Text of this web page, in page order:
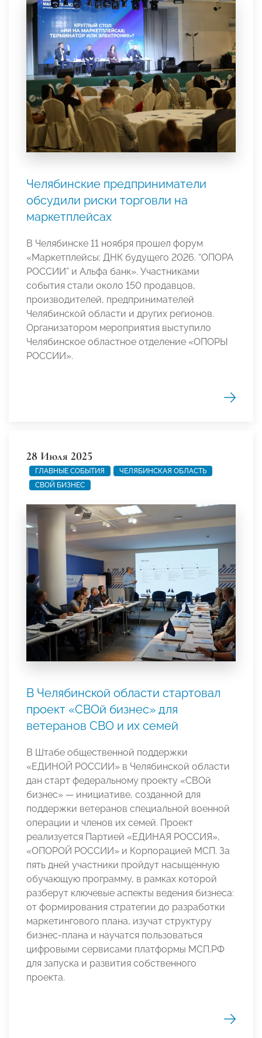
Челябинские предприниматели
обсудили риски торговли на
маркетплейсах
В Челябинске 11 ноября прошел форум
«Маркетплейсы: ДНК будущего 2026. “ОПОРА
РОССИИ” и Альфа банк». Участниками
события стали около 150 продавцов,
производителей, предпринимателей
Челябинской области и других регионов.
Организатором мероприятия выступило
Челябинское областное отделение «ОПОРЫ
РОССИИ».
28 Июля 2025
ГЛАВНЫЕ СОБЫТИЯ
ЧЕЛЯБИНСКАЯ ОБЛАСТЬ
СВОЙ БИЗНЕС
В Челябинской области стартовал
проект «СВОй бизнес» для
ветеранов СВО и их семей
В Штабе общественной поддержки
«ЕДИНОЙ РОССИИ» в Челябинской области
дан старт федеральному проекту «СВОй
бизнес» — инициативе, созданной для
поддержки ветеранов специальной военной
операции и членов их семей. Проект
реализуется Партией «ЕДИНАЯ РОССИЯ»,
«ОПОРОЙ РОССИИ» и Корпорацией МСП. За
пять дней участники пройдут насыщенную
обучающую программу, в рамках которой
разберут ключевые аспекты ведения бизнеса:
от формирования стратегии до разработки
маркетингового плана, изучат структуру
бизнес-плана и научатся пользоваться
цифровыми сервисами платформы МСП.РФ
для запуска и развития собственного
проекта.